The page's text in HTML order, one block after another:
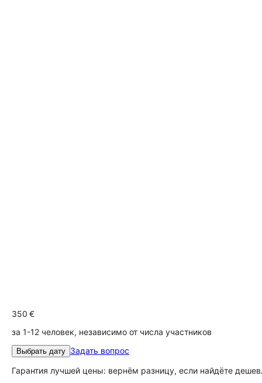
350 €
за 1-12 человек, независимо от числа участников
Выбрать дату Задать вопрос
Гарантия лучшей цены: вернём разницу, если найдёте